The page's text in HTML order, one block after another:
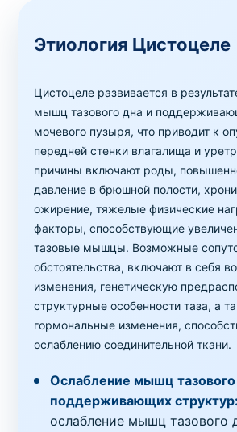
Этиология Цистоцеле
Цистоцеле развивается в
мышц тазового дна и
мочевого пузыря, что приводит к
передней стенки влагалища и
причины включают роды,
давление в брюшной полости,
ожирение, тяжелые физические
факторы, способствующие
тазовые мышцы. Возможные
обстоятельства, включают в себя
изменения, генетическую
структурные особенности таза, а
гормональные изменения,
ослаблению соединительной ткани.
Ослабление мышц тазового
поддерживающих структур:
ослабление мышц тазового